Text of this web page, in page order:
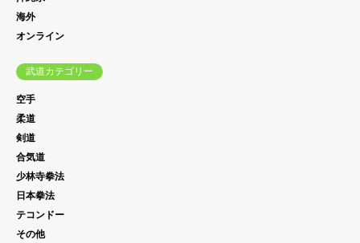
海外
オンライン
武道カテゴリー
空手
柔道
剣道
合気道
少林寺拳法
日本拳法
テコンドー
その他